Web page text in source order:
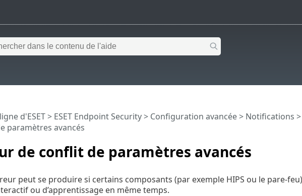
de conflit de paramètres avancés
d'ESET> ESET Endpoint Security> Configuration avancée> Notifications >
paramètres avancés
peut se produire si certains composants (par exemple HIPS ou le pare-
ou d’apprentissage en même temps.